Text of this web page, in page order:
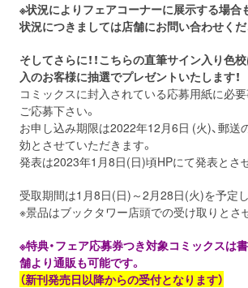
※状況によりフェアコーナーに展示する場合
状況につきましては店舗にお問い合わせくだ
そしてさらに！！こちらの直筆サイン入り色
入のお客様に抽選でプレゼントいたします！
コミックスに封入されている応募用紙に必
ご応募下さい。
お申し込み期限は2022年12月6日 (火)、郵送
効とさせていただきます。
発表は2023年1月8日(日)頃HPにて発表とさ
受取期間は1月8日(日)～2月28日(火)を予定し
※景品はブックタワー店頭での受け取りとさ
※特典・フェア応募券つき対象コミックスは
舗より通販も可能です。
（新刊発売日以降からの受付となります）